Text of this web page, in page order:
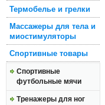
Термобелье и грелки
Массажеры для тела и
миостимуляторы
Спортивные товары
Спортивные
футбольные мячи
Тренажеры для ног